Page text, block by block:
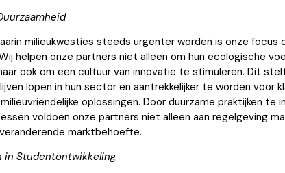
milieukwesties steeds urgenter worden is onze focus
helpen onze partners niet alleen om hun ecologische
ook om een cultuur van innovatie te stimuleren. Dit
lopen in hun sector en aantrekkelijker te worden voor
oplossingen. Door duurzame praktijken te
voldoen onze partners niet alleen aan regelgeving
marktbehoefte.
in Studentontwikkeling